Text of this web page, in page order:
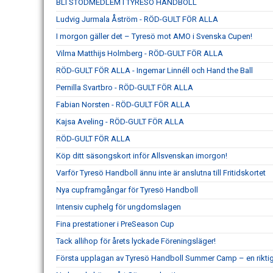
BLI STÖDMEDLEM I TYRESÖ HANDBOLL
Ludvig Jurmala Åström - RÖD-GULT FÖR ALLA
I morgon gäller det – Tyresö mot AMO i Svenska Cupen!
Vilma Matthijs Holmberg - RÖD-GULT FÖR ALLA
RÖD-GULT FÖR ALLA - Ingemar Linnéll och Hand the Ball
Pernilla Svartbro - RÖD-GULT FÖR ALLA
Fabian Norsten - RÖD-GULT FÖR ALLA
Kajsa Aveling - RÖD-GULT FÖR ALLA
RÖD-GULT FÖR ALLA
Köp ditt säsongskort inför Allsvenskan imorgon!
Varför Tyresö Handboll ännu inte är anslutna till Fritidskortet
Nya cupframgångar för Tyresö Handboll
Intensiv cuphelg för ungdomslagen
Fina prestationer i PreSeason Cup
Tack allihop för årets lyckade Föreningsläger!
Första upplagan av Tyresö Handboll Summer Camp – en